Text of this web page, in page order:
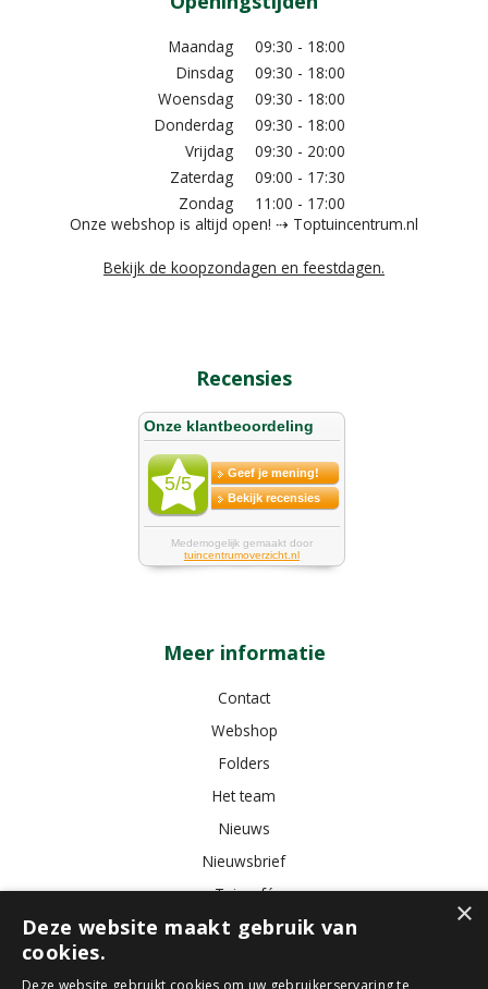
Maandag
09:30 - 18:00
Dinsdag
09:30 - 18:00
Woensdag
09:30 - 18:00
Donderdag
09:30 - 18:00
Vrijdag
09:30 - 20:00
Zaterdag
09:00 - 17:30
Zondag
11:00 - 17:00
Onze webshop is altijd open! ⇢ Toptuincentrum.nl
Bekijk de koopzondagen en feestdagen.
Recensies
Meer informatie
Contact
Webshop
Folders
Het team
Nieuws
Nieuwsbrief
Tuincafé
Vacatures
×
Deze website maakt gebruik van
cookies.
Deze website gebruikt cookies om uw gebruikerservaring te